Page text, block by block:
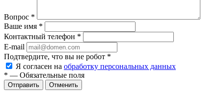
Вопрос *
Ваше имя *
Контактный телефон *
E-mail
Подтвердите, что вы не робот *
Я согласен на обработку персональных данных
* — Обязательные поля
Отменить